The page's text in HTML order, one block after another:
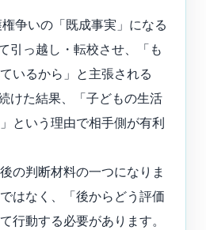
争いの「既成事実」になる
引っ越し・転校させ、「も
いるから」と主張される
けた結果、「子どもの生活
という理由で相手側が有利
の判断材料の一つになりま
はなく、「後からどう評価
行動する必要があります。